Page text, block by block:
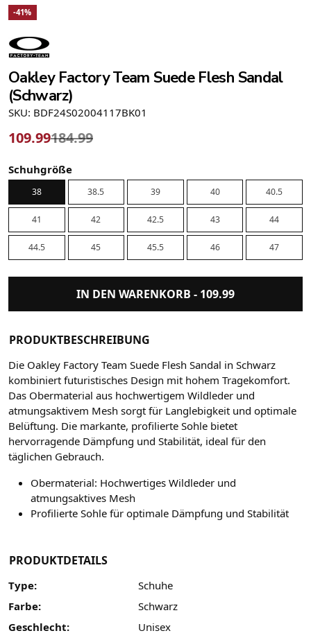
-41%
Oakley Factory Team Suede Flesh Sandal
(Schwarz)
SKU: BDF24S02004117BK01
109.99184.99
Schuhgröße
38 38.5 39 40 40.5
41 42 42.5 43 44
44.5 45 45.5 46 47
IN DEN WARENKORB - 109.99
PRODUKTBESCHREIBUNG
Die Oakley Factory Team Suede Flesh Sandal in Schwarz
kombiniert futuristisches Design mit hohem Tragekomfort.
Das Obermaterial aus hochwertigem Wildleder und
atmungsaktivem Mesh sorgt für Langlebigkeit und optimale
Belüftung. Die markante, profilierte Sohle bietet
hervorragende Dämpfung und Stabilität, ideal für den
täglichen Gebrauch.
Obermaterial: Hochwertiges Wildleder und
atmungsaktives Mesh
Profilierte Sohle für optimale Dämpfung und Stabilität
PRODUKTDETAILS
Type:
Schuhe
Farbe:
Schwarz
Geschlecht:
Unisex